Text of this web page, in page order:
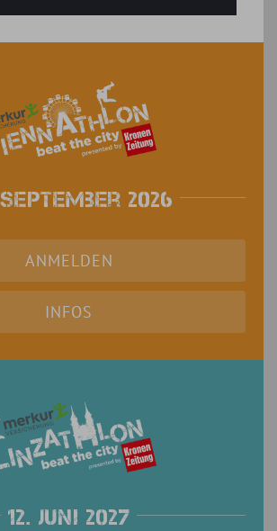
2026
ANMELDEN
INFOS
12. Juni 2027